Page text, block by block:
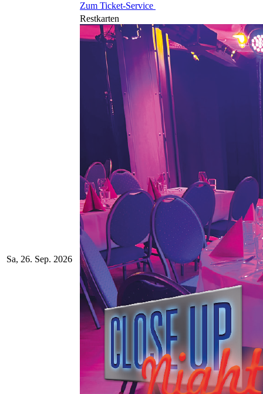
Zum Ticket-Service
Sa, 26. Sep. 2026
Restkarten